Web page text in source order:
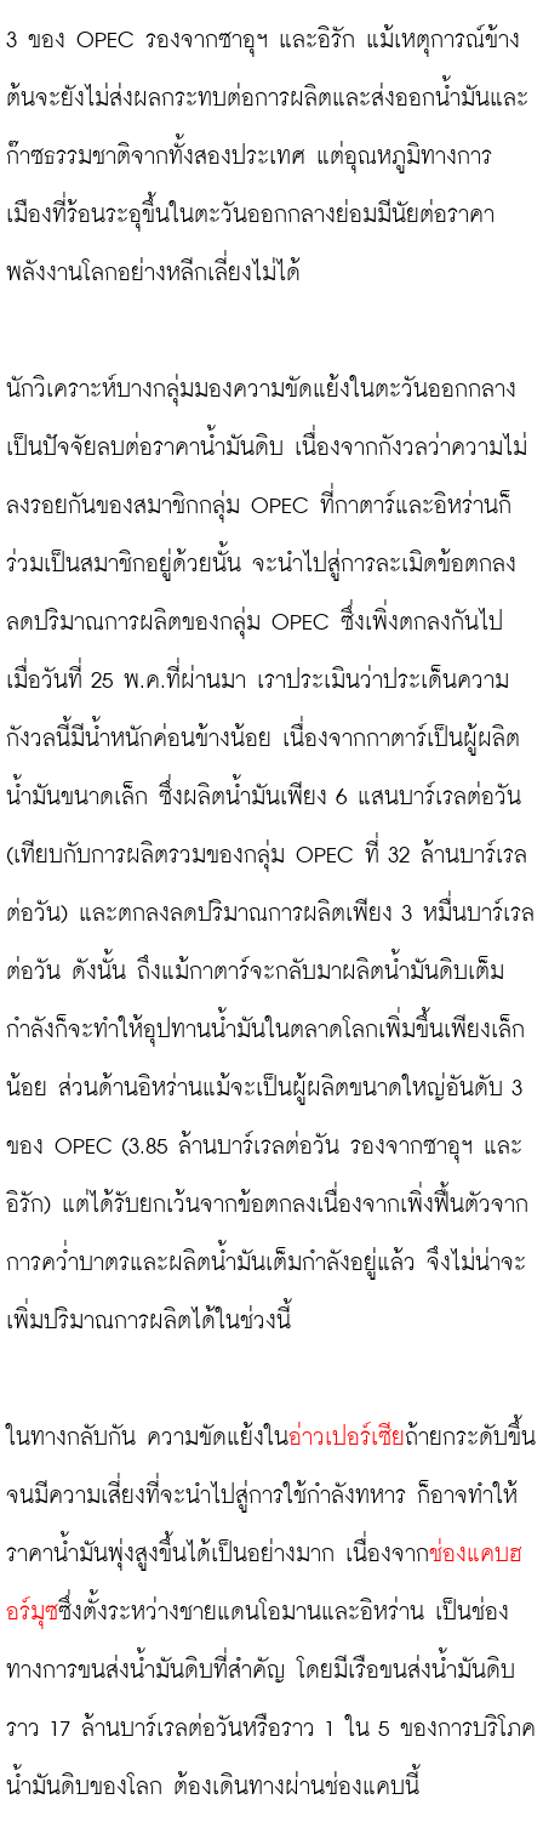
3 ของ OPEC รองจากซาอุฯ และอิรัก แม้เหตุการณ์ข้าง
ต้นจะยังไม่ส่งผลกระทบต่อการผลิตและส่งออกน้ำมันและ
ก๊าซธรรมชาติจากทั้งสองประเทศ แต่อุณหภูมิทางการ
เมืองที่ร้อนระอุขึ้นในตะวันออกกลางย่อมมีนัยต่อราคา
พลังงานโลกอย่างหลีกเลี่ยงไม่ได้
นักวิเคราะห์บางกลุ่มมองความขัดแย้งในตะวันออกกลาง
เป็นปัจจัยลบต่อราคาน้ำมันดิบ เนื่องจากกังวลว่าความไม่
ลงรอยกันของสมาชิกกลุ่ม OPEC ที่กาตาร์และอิหร่านก็
ร่วมเป็นสมาชิกอยู่ด้วยนั้น จะนำไปสู่การละเมิดข้อตกลง
ลดปริมาณการผลิตของกลุ่ม OPEC ซึ่งเพิ่งตกลงกันไป
เมื่อวันที่ 25 พ.ค.ที่ผ่านมา เราประเมินว่าประเด็นความ
กังวลนี้มีน้ำหนักค่อนข้างน้อย เนื่องจากกาตาร์เป็นผู้ผลิต
น้ำมันขนาดเล็ก ซึ่งผลิตน้ำมันเพียง 6 แสนบาร์เรลต่อวัน
(เทียบกับการผลิตรวมของกลุ่ม OPEC ที่ 32 ล้านบาร์เรล
ต่อวัน) และตกลงลดปริมาณการผลิตเพียง 3 หมื่นบาร์เรล
ต่อวัน ดังนั้น ถึงแม้กาตาร์จะกลับมาผลิตน้ำมันดิบเต็ม
กำลังก็จะทำให้อุปทานน้ำมันในตลาดโลกเพิ่มขึ้นเพียงเล็ก
น้อย ส่วนด้านอิหร่านแม้จะเป็นผู้ผลิตขนาดใหญ่อันดับ 3
ของ OPEC (3.85 ล้านบาร์เรลต่อวัน รองจากซาอุฯ และ
อิรัก) แต่ได้รับยกเว้นจากข้อตกลงเนื่องจากเพิ่งฟื้นตัวจาก
การคว่ำบาตรและผลิตน้ำมันเต็มกำลังอยู่แล้ว จึงไม่น่าจะ
เพิ่มปริมาณการผลิตได้ในช่วงนี้
ในทางกลับกัน ความขัดแย้งในอ่าวเปอร์เซียถ้ายกระดับขึ้น
จนมีความเสี่ยงที่จะนำไปสู่การใช้กำลังทหาร ก็อาจทำให้
ราคาน้ำมันพุ่งสูงขึ้นได้เป็นอย่างมาก เนื่องจากช่องแคบฮ
อร์มุซซึ่งตั้งระหว่างชายแดนโอมานและอิหร่าน เป็นช่อง
ทางการขนส่งน้ำมันดิบที่สำคัญ โดยมีเรือขนส่งน้ำมันดิบ
ราว 17 ล้านบาร์เรลต่อวันหรือราว 1 ใน 5 ของการบริโภค
น้ำมันดิบของโลก ต้องเดินทางผ่านช่องแคบนี้